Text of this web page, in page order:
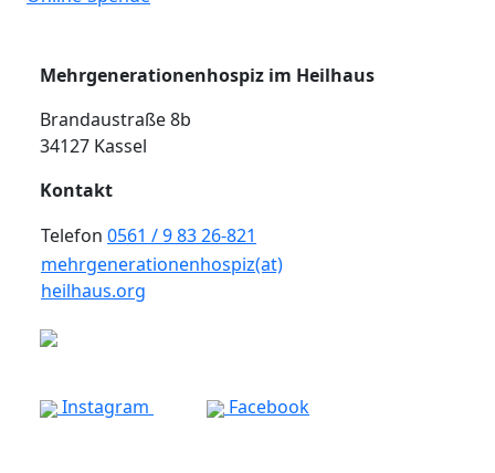
Mehrgenerationenhospiz im Heilhaus
Brandaustraße 8b
34127 Kassel
Kontakt
Telefon 0561 / 9 83 26-821
mehrgenerationenhospiz(at)
heilhaus.org
Instagram Facebook